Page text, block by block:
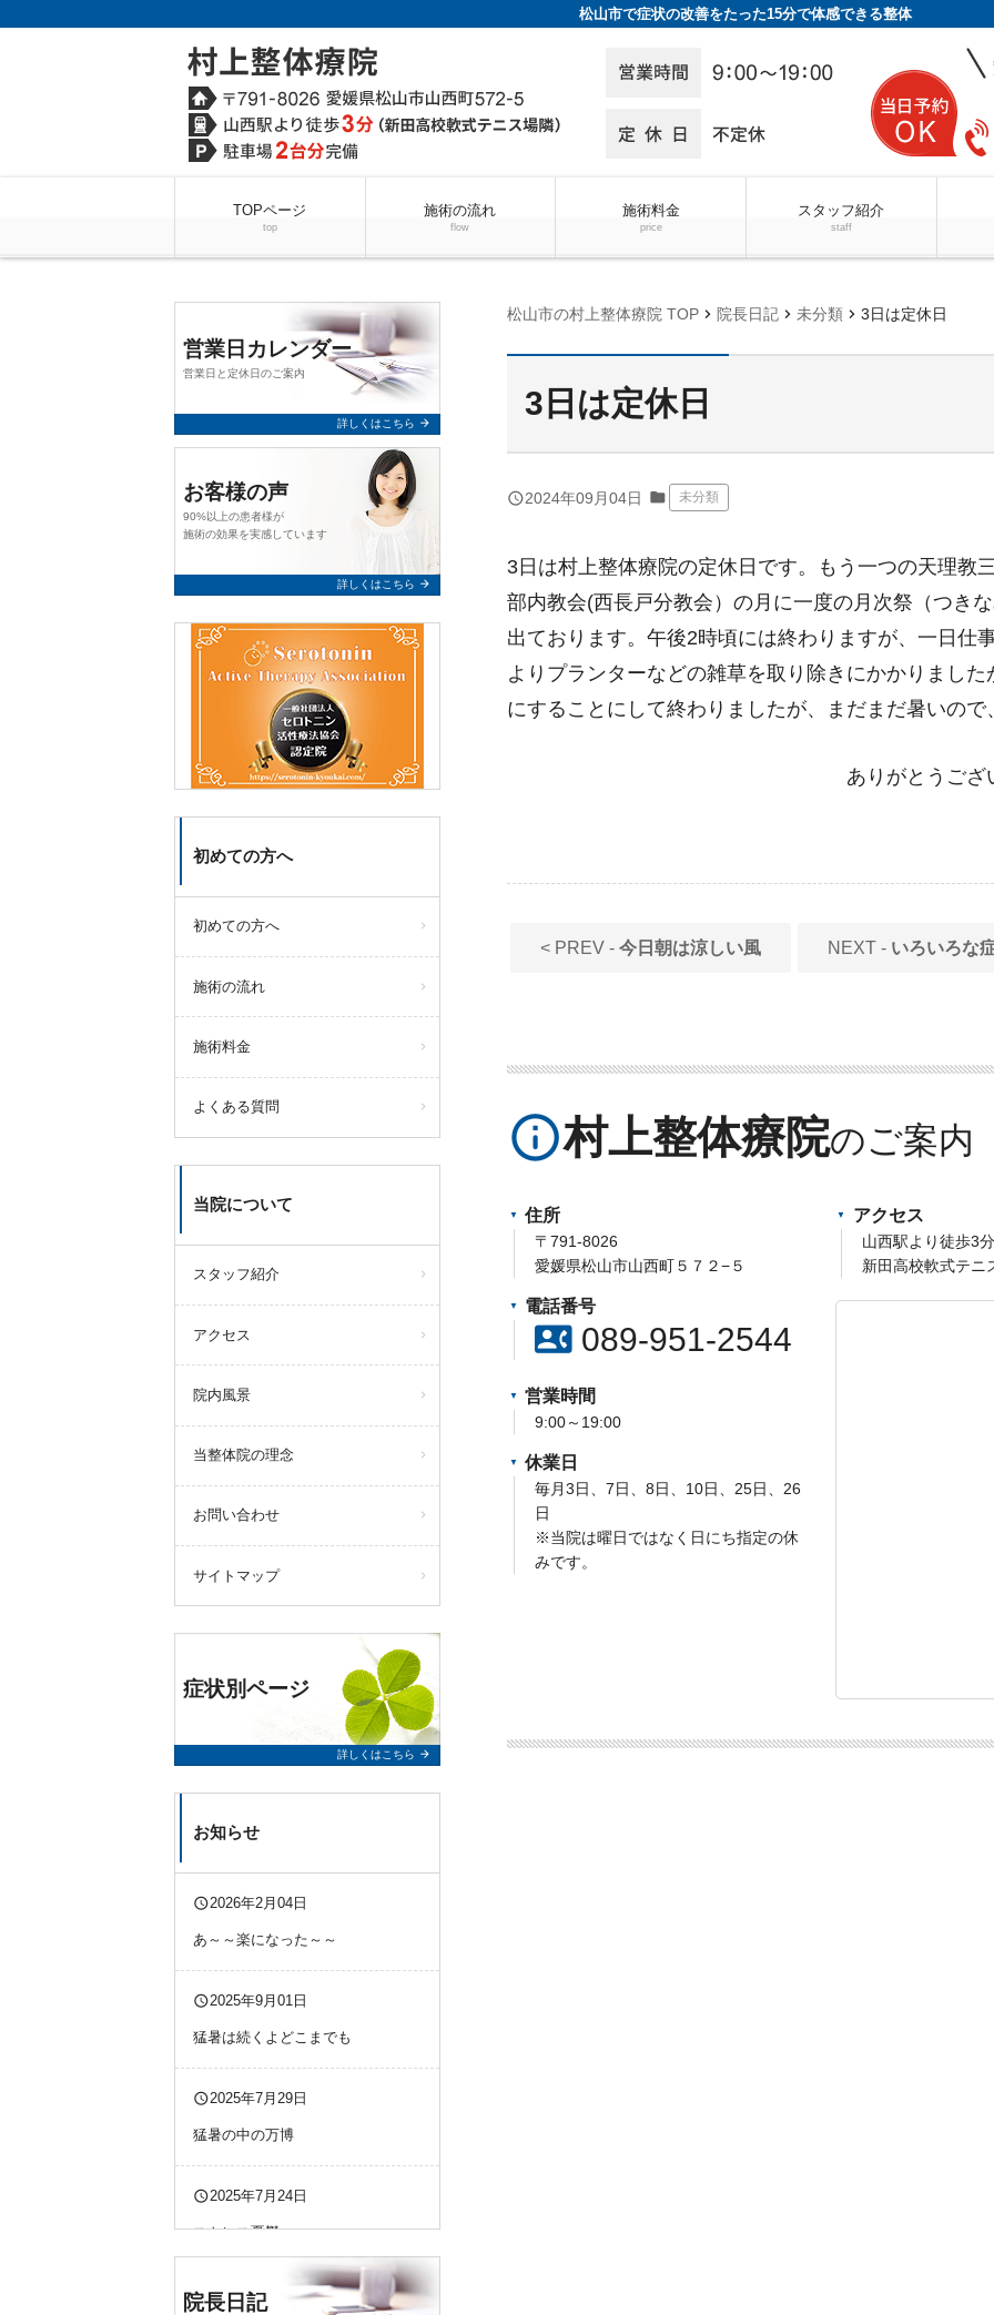
松山市で症状の改善をたった15分で体感できる整体
TOPページ
top
施術の流れ
flow
施術料金
price
スタッフ紹介
staff
松山市の村上整体療院 TOP chevron_right 院長日記 chevron_right 未分類 chevron_right 3日は定休日
3日は定休日
query_builder2024年09月04日 folder 未分類
3日は村上整体療院の定休日です。もう一つの天理教
部内教会(西長戸分教会）の月に一度の月次祭（つき
出ております。午後2時頃には終わりますが、一日仕
よりプランターなどの雑草を取り除きにかかりまし
にすることにして終わりましたが、まだまだ暑いので
ありがとうございます。by
< PREV - 今日朝は涼しい風 NEXT - いろいろな
info_outline村上整体療院
住所
〒791-8026
愛媛県松山市山西町５７２−５
電話番号
contact_phone089-951-2544
営業時間
9:00～19:00
休業日
毎月3日、7日、8日、10日、25日、26
日
※当院は曜日ではなく日にち指定の休
みです。
アクセス
山西駅より徒歩3分
新田高校軟式テニ
営業日カレンダー
営業日と定休日のご案内
詳しくはこちら arrow_forward
お客様の声
90%以上の患者様が
施術の効果を実感しています
詳しくはこちら arrow_forward
初めての方へ
初めての方へ
施術の流れ
施術料金
よくある質問
当院について
スタッフ紹介
アクセス
院内風景
当整体院の理念
お問い合わせ
サイトマップ
症状別ページ
詳しくはこちら arrow_forward
お知らせ
query_builder2026年2月04日
あ～～楽になった～～
query_builder2025年9月01日
猛暑は続くよどこまでも
query_builder2025年7月29日
猛暑の中の万博
query_builder2025年7月24日
ストレス憂鬱
query_builder2025年7月23日
院長日記